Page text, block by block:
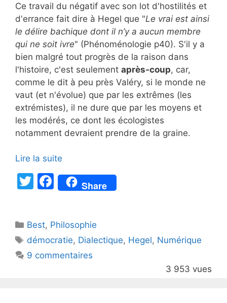
Ce travail du négatif avec son lot d'hostilités et
d'errance fait dire à Hegel que "Le vrai est ainsi
le délire bachique dont il n’y a aucun membre
qui ne soit ivre" (Phénoménologie p40). S'il y a
bien malgré tout progrès de la raison dans
l'histoire, c'est seulement après-coup, car,
comme le dit à peu près Valéry, si le monde ne
vaut (et n'évolue) que par les extrêmes (les
extrémistes), il ne dure que par les moyens et
les modérés, ce dont les écologistes
notamment devraient prendre de la graine.
Lire la suite
T
er
F
a
e
b
o
Share
Catégories
Best, Philosophie
Étiquettes
démocratie, Dialectique, Hegel, Numérique
9 commentaires
3 953 vues